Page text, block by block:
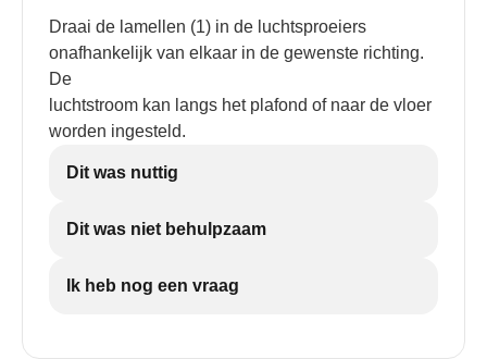
Draai de lamellen (1) in de luchtsproeiers
onafhankelijk van elkaar in de gewenste richting.
De
luchtstroom kan langs het plafond of naar de vloer
worden ingesteld.
Dit was nuttig
Dit was niet behulpzaam
Ik heb nog een vraag